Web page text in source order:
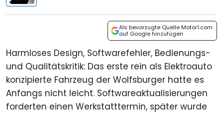
Als bevorzugte Quelle Motor1.com
auf Google hinzufügen
Harmloses Design, Softwarefehler, Bedienungs-
und Qualitätskritik: Das erste rein als Elektroauto
konzipierte Fahrzeug der Wolfsburger hatte es
Anfangs nicht leicht. Softwareaktualisierungen
forderten einen Werkstatttermin, später wurde